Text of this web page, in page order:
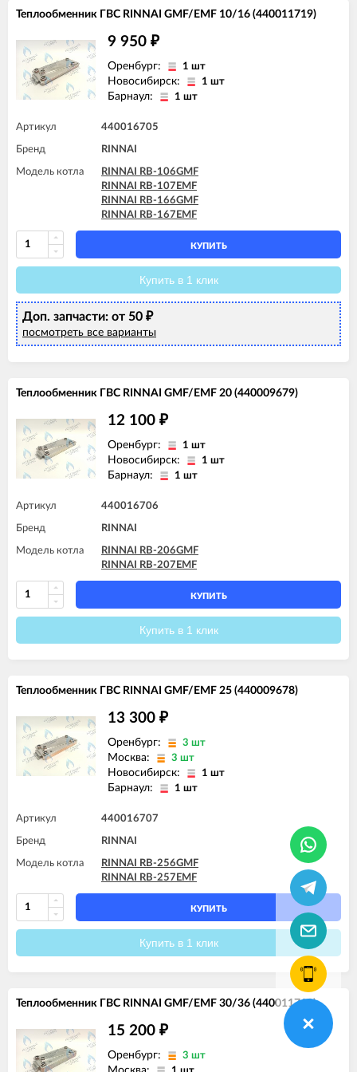
RINNAI RB-367RMF (R42)
Теплообменник ГВС RINNAI GMF/EMF 10/16 (440011719)
9 950 ₽
Оренбург: 1 шт
Новосибирск: 1 шт
Барнаул: 1 шт
Артикул 440016705
Бренд RINNAI
Модель котла
RINNAI RB-106GMF
RINNAI RB-107EMF
RINNAI RB-166GMF
RINNAI RB-167EMF
КУПИТЬ
Купить в 1 клик
Доп. запчасти: от 50 ₽
посмотреть все варианты
Теплообменник ГВС RINNAI GMF/EMF 20 (440009679)
12 100 ₽
Оренбург: 1 шт
Новосибирск: 1 шт
Барнаул: 1 шт
Артикул 440016706
Бренд RINNAI
Модель котла
RINNAI RB-206GMF
RINNAI RB-207EMF
КУПИТЬ
Купить в 1 клик
Теплообменник ГВС RINNAI GMF/EMF 25 (440009678)
13 300 ₽
Оренбург: 3 шт
Москва: 3 шт
Новосибирск: 1 шт
Барнаул: 1 шт
Артикул 440016707
Бренд RINNAI
Модель котла
RINNAI RB-256GMF
RINNAI RB-257EMF
КУПИТЬ
Купить в 1 клик
Теплообменник ГВС RINNAI GMF/EMF 30/36 (440011718)
15 200 ₽
Оренбург: 3 шт